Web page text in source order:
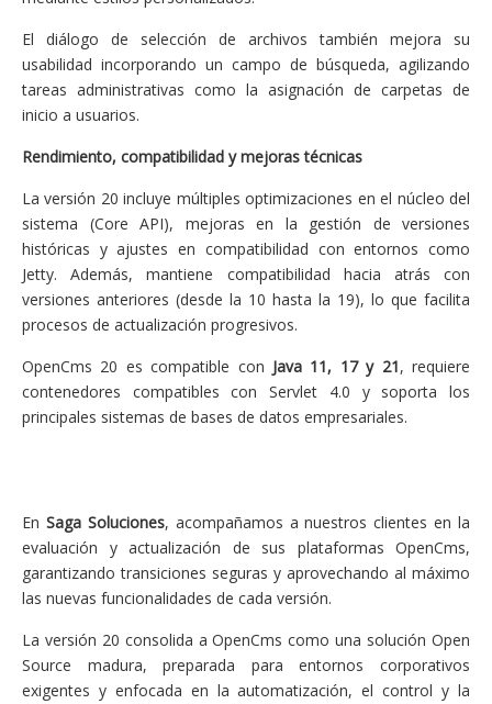
El diálogo de selección de archivos también mejora su
usabilidad incorporando un campo de búsqueda, agilizando
tareas administrativas como la asignación de carpetas de
inicio a usuarios.
Rendimiento, compatibilidad y mejoras técnicas
La versión 20 incluye múltiples optimizaciones en el núcleo del
sistema (Core API), mejoras en la gestión de versiones
históricas y ajustes en compatibilidad con entornos como
Jetty. Además, mantiene compatibilidad hacia atrás con
versiones anteriores (desde la 10 hasta la 19), lo que facilita
procesos de actualización progresivos.
OpenCms 20 es compatible con Java 11, 17 y 21, requiere
contenedores compatibles con Servlet 4.0 y soporta los
principales sistemas de bases de datos empresariales.
En Saga Soluciones, acompañamos a nuestros clientes en la
evaluación y actualización de sus plataformas OpenCms,
garantizando transiciones seguras y aprovechando al máximo
las nuevas funcionalidades de cada versión.
La versión 20 consolida a OpenCms como una solución Open
Source madura, preparada para entornos corporativos
exigentes y enfocada en la automatización, el control y la